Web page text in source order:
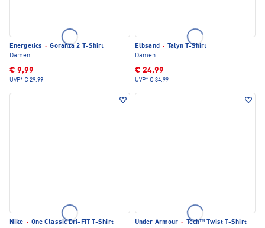
Energetics · Goranza 2 T-Shirt
Damen
€ 9,99
UVP* € 29,99
Elbsand ·
Talyn T-Shirt
Damen
€ 24,99
UVP* € 34,99
Nike · One Classic Dri-FIT T-Shirt
Under Armour ·
Tech™ Twist T-Shirt